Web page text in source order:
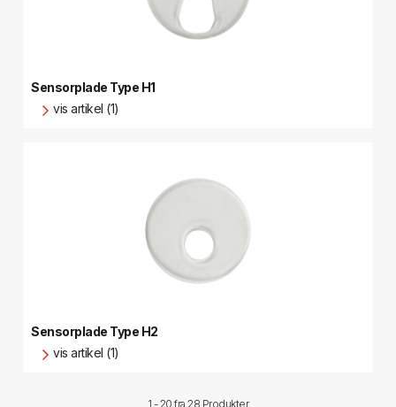
Sensorplade Type H1
vis artikel (1)
Sensorplade Type H2
vis artikel (1)
1 - 20 fra28 Produkter